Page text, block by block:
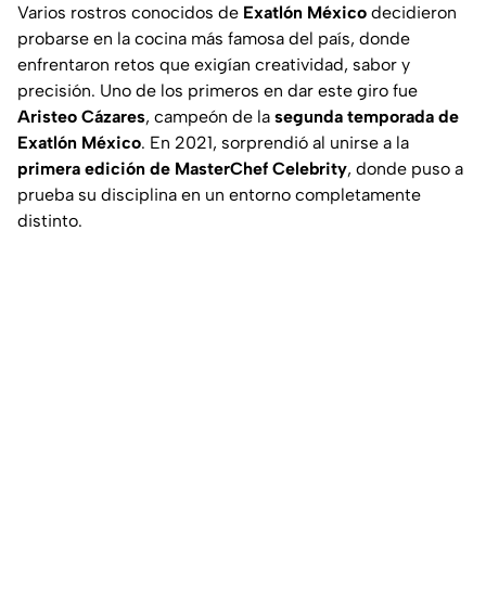
Varios rostros conocidos de Exatlón México decidieron
probarse en la cocina más famosa del país, donde
enfrentaron retos que exigían creatividad, sabor y
precisión. Uno de los primeros en dar este giro fue
Aristeo Cázares, campeón de la segunda temporada de
Exatlón México. En 2021, sorprendió al unirse a la
primera edición de MasterChef Celebrity, donde puso a
prueba su disciplina en un entorno completamente
distinto.